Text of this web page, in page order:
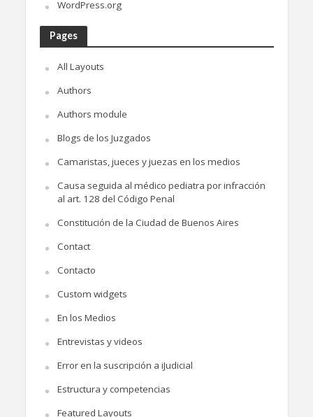
WordPress.org
Pages
All Layouts
Authors
Authors module
Blogs de los Juzgados
Camaristas, jueces y juezas en los medios
Causa seguida al médico pediatra por infracción
al art. 128 del Código Penal
Constitución de la Ciudad de Buenos Aires
Contact
Contacto
Custom widgets
En los Medios
Entrevistas y videos
Error en la suscripción a iJudicial
Estructura y competencias
Featured Layouts